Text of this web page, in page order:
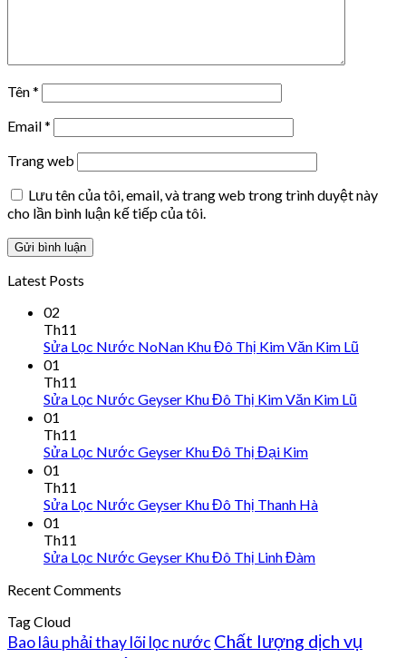
Tên*
Email*
Trang web
Lưu tên của tôi, email, và trang web trong trình duyệt này
cho lần bình luận kế tiếp của tôi.
Latest Posts
02
Th11
Sửa Lọc Nước NoNan Khu Đô Thị Kim Văn Kim Lũ
01
Th11
Sửa Lọc Nước Geyser Khu Đô Thị Kim Văn Kim Lũ
01
Th11
Sửa Lọc Nước Geyser Khu Đô Thị Đại Kim
01
Th11
Sửa Lọc Nước Geyser Khu Đô Thị Thanh Hà
01
Th11
Sửa Lọc Nước Geyser Khu Đô Thị Linh Đàm
Recent Comments
Tag Cloud
Bao lâu phải thay lõi lọc nước Chất lượng dịch vụ